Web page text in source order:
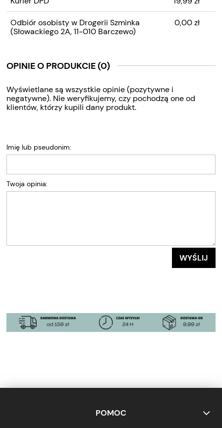
Odbiór osobisty w Drogerii Szminka
(Słowackiego 2A, 11-010 Barczewo)
0,00 zł
OPINIE O PRODUKCIE (0)
Wyświetlane są wszystkie opinie (pozytywne i
negatywne). Nie weryfikujemy, czy pochodzą one od
klientów, którzy kupili dany produkt.
Imię lub pseudonim:
Twoja opinia:
WYŚLIJ
POMOC